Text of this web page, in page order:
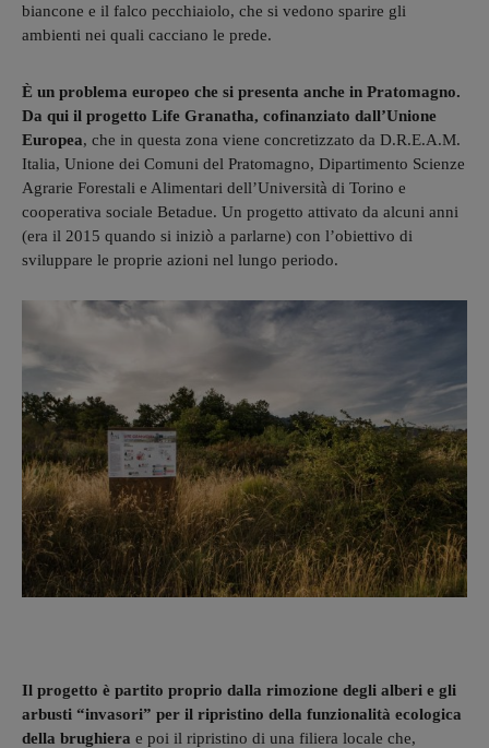
biancone e il falco pecchiaiolo, che si vedono sparire gli
ambienti nei quali cacciano le prede.
È un problema europeo che si presenta anche in Pratomagno.
Da qui il progetto Life Granatha, cofinanziato dall’Unione
Europea, che in questa zona viene concretizzato da D.R.E.A.M.
Italia, Unione dei Comuni del Pratomagno, Dipartimento Scienze
Agrarie Forestali e Alimentari dell’Università di Torino e
cooperativa sociale Betadue. Un progetto attivato da alcuni anni
(era il 2015 quando si iniziò a parlarne) con l’obiettivo di
sviluppare le proprie azioni nel lungo periodo.
Il progetto è partito proprio dalla rimozione degli alberi e gli
arbusti “invasori” per il ripristino della funzionalità ecologica
della brughiera e poi il ripristino di una filiera locale che,